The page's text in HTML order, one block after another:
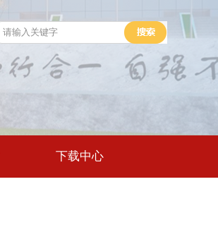
下载中心